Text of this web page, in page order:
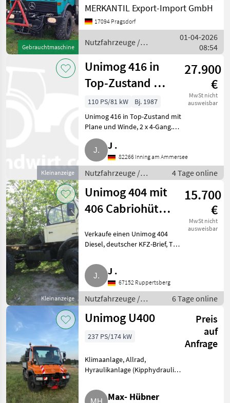
Gebrauchtmaschine
________ LOF Ausführung,
Fronthubwerk,
Frontzapfwelle, 92 KW,
Kipper, ca: 170000km Nutz
MERKANTIL Export-Import GmbH
17094 Pragsdorf
Nutzfahrzeuge /
Unimog
01-04-2026
08:54
Kleinanzeige
Unimog 416 in
Top-Zustand mit
900 Bstd. und
Winde
27.900
€
MwSt nicht
ausweisbar
110 PS/81 kW
Bj. 1987
Unimog 416 in Top-Zustand mit
Plane und Winde, 2 x 4-Gang.
Weitere Bilder auf dem Handy
sind kein Problem, aber bitte
melden. Danke, mfg.
Nutzfahrzeuge Lastwagen (LK
J .
82266 Inning am Ammersee
Nutzfahrzeuge /
Lastwagen (LKW)
4 Tage online
Kleinanzeige
Unimog 404 mit
406 Cabriohütte,
VB
15.700
€
MwSt nicht
ausweisbar
Verkaufe einen Unimog 404
Diesel, deutscher KFZ-Brief, TÜV.
sondern von Mercedes für das
argentinische Militär entwickelt
und 62 Stk. geba
J .
67152 Ruppertsberg
Nutzfahrzeuge /
Lastwagen (LKW)
6 Tage online
Unimog U400
Preis
auf
Anfrage
237 PS/174 kW
Klimaanlage, Allrad,
Hyraulikanlage (Kipphydraulik)
99.800. Torsionsrahmen,
Variopilot, Leistungshydraulik,Max- Hübner